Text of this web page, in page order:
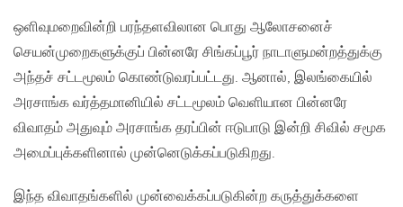
ஒளிவுமறைவின்றி பரந்தளவிலான பொது ஆலோசனைச்
செயன்முறைகளுக்குப் பின்னரே சிங்கப்பூர் நாடாளுமன்றத்துக்கு
அந்தச் சட்டமூலம் கொண்டுவரப்பட்டது. ஆனால், இலங்கையில்
அரசாங்க வர்த்தமானியில் சட்டமூலம் வெளியான பின்னரே
விவாதம் அதுவும் அரசாங்க தரப்பின் ஈடுபாடு இன்றி சிவில் சமூக
அமைப்புக்களினால் முன்னெடுக்கப்படுகிறது.
இந்த விவாதங்களில் முன்வைக்கப்படுகின்ற கருத்துக்களை